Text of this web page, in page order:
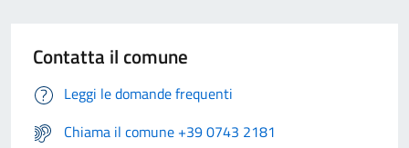
Contatta il comune
Leggi le domande frequenti
Chiama il comune +39 0743 2181